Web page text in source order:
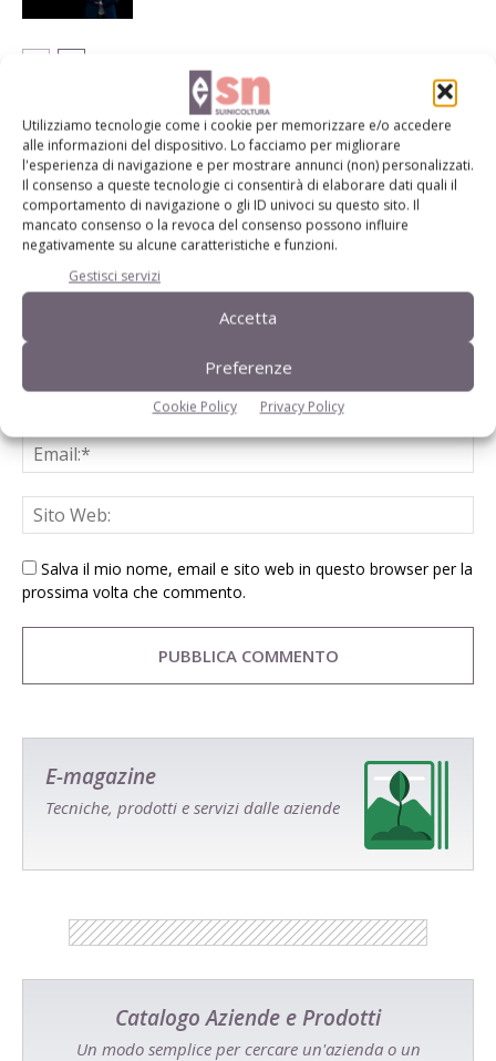
Utilizziamo tecnologie come i cookie per memorizzare e/o accedere
alle informazioni del dispositivo. Lo facciamo per migliorare
l'esperienza di navigazione e per mostrare annunci (non) personalizzati.
Il consenso a queste tecnologie ci consentirà di elaborare dati quali il
comportamento di navigazione o gli ID univoci su questo sito. Il
mancato consenso o la revoca del consenso possono influire
negativamente su alcune caratteristiche e funzioni.
Gestisci servizi
Accetta
Preferenze
Cookie Policy Privacy Policy
LASCIA UN COMMENTO
Salva il mio nome, email e sito web in questo browser per la
prossima volta che commento.
E-magazine
Tecniche, prodotti e servizi dalle aziende
Catalogo Aziende e Prodotti
Un modo semplice per cercare un'azienda o un